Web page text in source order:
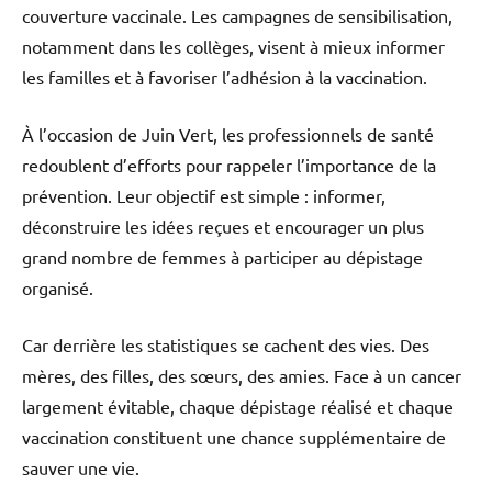
couverture vaccinale. Les campagnes de sensibilisation,
notamment dans les collèges, visent à mieux informer
les familles et à favoriser l’adhésion à la vaccination.
À l’occasion de Juin Vert, les professionnels de santé
redoublent d’efforts pour rappeler l’importance de la
prévention. Leur objectif est simple : informer,
déconstruire les idées reçues et encourager un plus
grand nombre de femmes à participer au dépistage
organisé.
Car derrière les statistiques se cachent des vies. Des
mères, des filles, des sœurs, des amies. Face à un cancer
largement évitable, chaque dépistage réalisé et chaque
vaccination constituent une chance supplémentaire de
sauver une vie.